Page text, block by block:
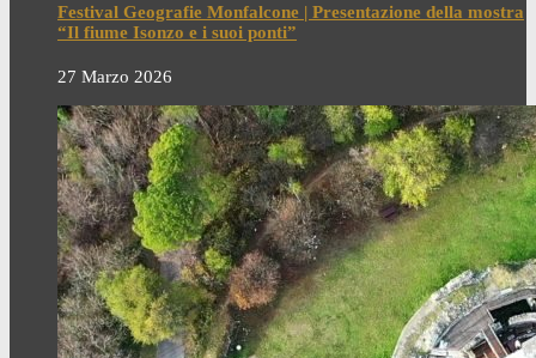
Festival Geografie Monfalcone | Presentazione della mostra
“Il fiume Isonzo e i suoi ponti”
27 Marzo 2026